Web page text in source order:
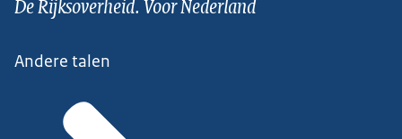
Andere talen